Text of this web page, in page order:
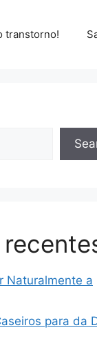
transtorno!
Naturalmente a
para da